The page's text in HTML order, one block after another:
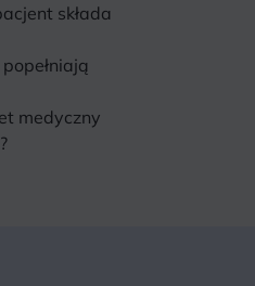
składa
medyczny